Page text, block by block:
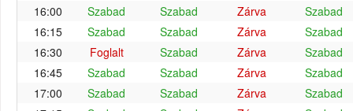
16:00
Szabad Szabad Zárva
Szabad
16:15
Szabad Szabad Zárva
Szabad
16:30
Foglalt Szabad Zárva
Szabad
16:45
Szabad Szabad Zárva
Szabad
17:00
Szabad Szabad Zárva
Szabad